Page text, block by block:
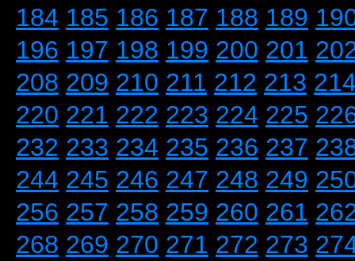
184 185 186 187 188 189
196 197 198 199 200 201
208 209 210 211 212 213
220 221 222 223 224 225
232 233 234 235 236 237
244 245 246 247 248 249
256 257 258 259 260 261
268 269 270 271 272 273